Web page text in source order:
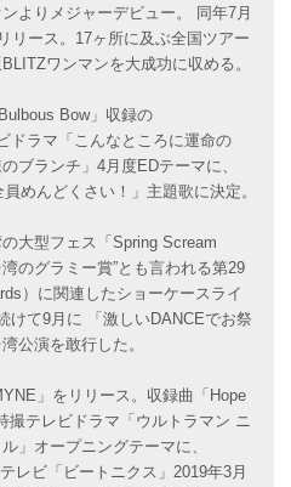
よりメジャーデビュー。 同年7月
リース。17ヶ所に及ぶ全国ツアー
ワンマンを大成功に収める。
Bow」収録の
ドラマ「こんなところに運命の
ブランチ」4月度EDテーマに、
めんどくさい！」主題歌に決定。
大型フェス「Spring Scream
のグラミー賞”とも言われる第29
）に関連したショーケースライ
けて9月に 「激しいDANCEでお祭
公演を敢行した。
」をリリース。収録曲「Hope
撮テレビドラマ「ウルトラマン ニ
」オープニングテーマに、
レビ「ビートニクス」2019年3月